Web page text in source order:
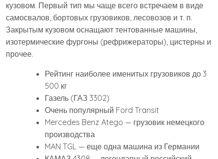
кузовом. Первый тип мы чаще всего встречаем в виде
самосвалов, бортовых грузовиков, лесовозов и т. п.
Закрытым кузовом оснащают тентованные машины,
изотермические фургоны (рефрижераторы), цистерны и
прочее.
Рейтинг наиболее именитых грузовиков до 3
500 кг
Газель (ГАЗ 3302)
Очень популярный Ford Transit
Mercedes Benz Atego — грузовик немецкого
производства
MAN TGL — еще одна машина из Германии